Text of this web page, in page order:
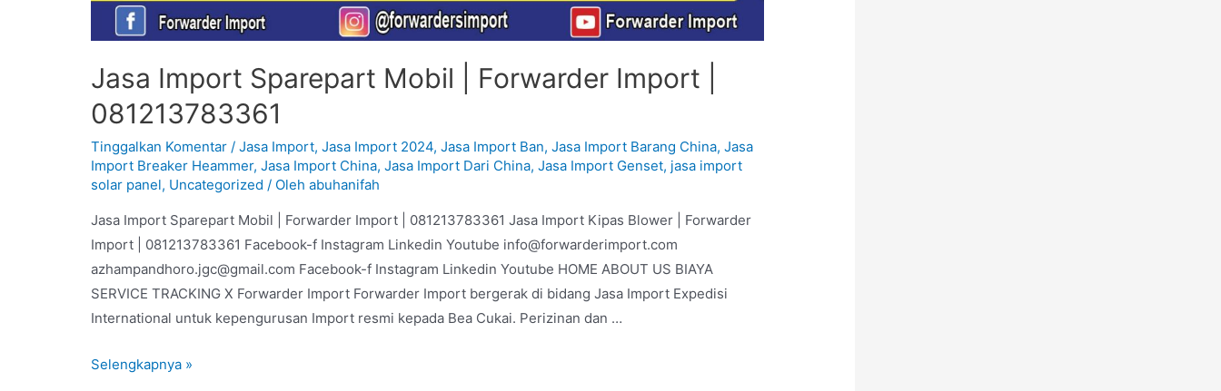
Jasa Import Sparepart Mobil | Forwarder Import |
081213783361
Tinggalkan Komentar /Jasa Import,Jasa Import 2024,Jasa Import Ban,Jasa Import Barang China,Jasa
Import Breaker Heammer,Jasa Import China,Jasa Import Dari China,Jasa Import Genset, jasa import
solar panel, Uncategorized / Olehabuhanifah
Jasa Import Sparepart Mobil | Forwarder Import | 081213783361 Jasa Import Kipas Blower | Forwarder
Import | 081213783361 Facebook-f Instagram Linkedin Youtube info@forwarderimport.com
azhampandhoro.jgc@gmail.com Facebook-f Instagram Linkedin Youtube HOME ABOUT US BIAYA
SERVICE TRACKING X Forwarder Import Forwarder Import bergerak di bidang Jasa Import Expedisi
International untuk kepengurusan Import resmi kepada Bea Cukai. Perizinan dan …
Selengkapnya »